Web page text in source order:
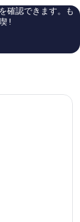
ミ
309
確認できます。も
!